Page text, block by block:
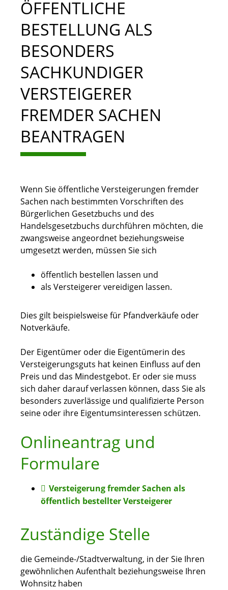
ÖFFENTLICHE
BESTELLUNG ALS
BESONDERS
SACHKUNDIGER
VERSTEIGERER
FREMDER SACHEN
BEANTRAGEN
Wenn Sie öffentliche Versteigerungen fremder
Sachen nach bestimmten Vorschriften des
Bürgerlichen Gesetzbuchs und des
Handelsgesetzbuchs durchführen möchten, die
zwangsweise angeordnet beziehungsweise
umgesetzt werden, müssen Sie sich
öffentlich bestellen lassen und
als Versteigerer vereidigen lassen.
Dies gilt beispielsweise für Pfandverkäufe oder
Notverkäufe.
Der Eigentümer oder die Eigentümerin des
Versteigerungsguts hat keinen Einfluss auf den
Preis und das Mindestgebot. Er oder sie muss
sich daher darauf verlassen können, dass Sie als
besonders zuverlässige und qualifizierte Person
seine oder ihre Eigentumsinteressen schützen.
Onlineantrag und
Formulare
Versteigerung fremder Sachen als
öffentlich bestellter Versteigerer
Zuständige Stelle
die Gemeinde-/Stadtverwaltung, in der Sie Ihren
gewöhnlichen Aufenthalt beziehungsweise Ihren
Wohnsitz haben